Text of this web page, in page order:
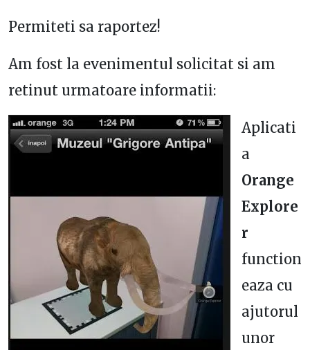
Permiteti sa raportez!
Am fost la evenimentul solicitat si am
retinut urmatoare informatii:
Aplicati
a
Orange
Explore
r
function
eaza cu
ajutorul
unor